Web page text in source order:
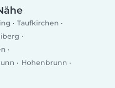
Taufkirchen
Hohenbrunn